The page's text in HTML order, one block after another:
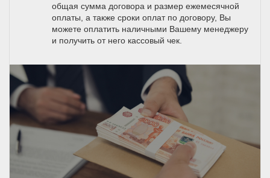
общая сумма договора и размер ежемесячной
оплаты, а также сроки оплат по договору, Вы
можете оплатить наличными Вашему менеджеру
и получить от него кассовый чек.